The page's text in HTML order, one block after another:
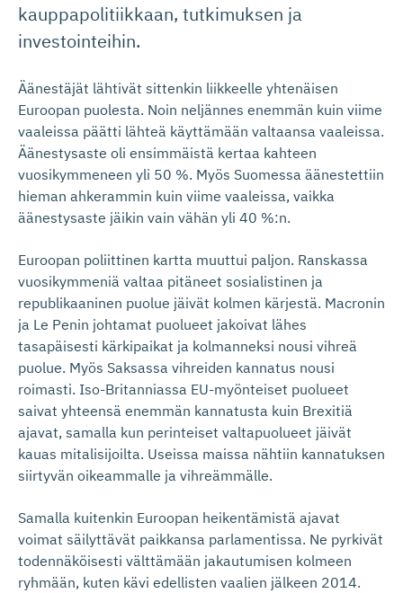
kauppapolitiikkaan, tutkimuksen ja
investointeihin.
Äänestäjät lähtivät sittenkin liikkeelle yhtenäisen
Euroopan puolesta. Noin neljännes enemmän kuin viime
vaaleissa päätti lähteä käyttämään valtaansa vaaleissa.
Äänestysaste oli ensimmäistä kertaa kahteen
vuosikymmeneen yli 50 %. Myös Suomessa äänestettiin
hieman ahkerammin kuin viime vaaleissa, vaikka
äänestysaste jäikin vain vähän yli 40 %:n.
Euroopan poliittinen kartta muuttui paljon. Ranskassa
vuosikymmeniä valtaa pitäneet sosialistinen ja
republikaaninen puolue jäivät kolmen kärjestä. Macronin
ja Le Penin johtamat puolueet jakoivat lähes
tasapäisesti kärkipaikat ja kolmanneksi nousi vihreä
puolue. Myös Saksassa vihreiden kannatus nousi
roimasti. Iso-Britanniassa EU-myönteiset puolueet
saivat yhteensä enemmän kannatusta kuin Brexitiä
ajavat, samalla kun perinteiset valtapuolueet jäivät
kauas mitalisijoilta. Useissa maissa nähtiin kannatuksen
siirtyvän oikeammalle ja vihreämmälle.
Samalla kuitenkin Euroopan heikentämistä ajavat
voimat säilyttävät paikkansa parlamentissa. Ne pyrkivät
todennäköisesti välttämään jakautumisen kolmeen
ryhmään, kuten kävi edellisten vaalien jälkeen 2014.